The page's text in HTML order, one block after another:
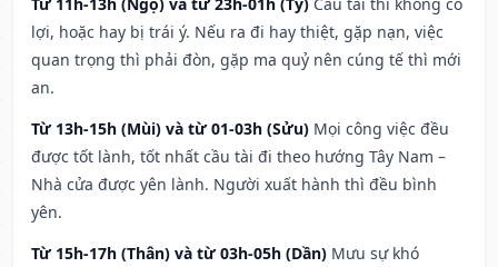
lợi, hoặc hay bị trái ý. Nếu ra đi hay thiệt, gặp nạn, việc
quan trọng thì phải đòn, gặp ma quỷ nên cúng tế thì mới
an.
Từ 13h-15h (Mùi) và từ 01-03h (Sửu) Mọi công việc đều
được tốt lành, tốt nhất cầu tài đi theo hướng Tây Nam –
Nhà cửa được yên lành. Người xuất hành thì đều bình
yên.
Từ 15h-17h (Thân) và từ 03h-05h (Dần) Mưu sự khó